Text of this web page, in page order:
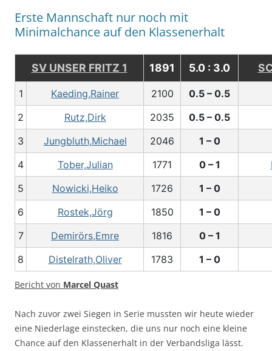
Erste Mannschaft nur noch mit
Minimalchance auf den Klassenerhalt
SV UNSER FRITZ 1 1891 5.0 : 3.0
1 Kaeding,Rainer 2100
0.5 – 0.5
2
Rutz,Dirk 2035
0.5 – 0.5
3
Jungbluth,Michael 2046
1 – 0
4
Tober,Julian 1771 0 – 1
5
Nowicki,Heiko 1726
1 – 0
6
Rostek,Jörg 1850
1 – 0
7
Demirörs,Emre 1816
0 – 1
8
Distelrath,Oliver 1783 1 – 0
Bericht von Marcel Quast
Nach zuvor zwei Siegen in Serie mussten wir heute wieder
eine Niederlage einstecken, die uns nur noch eine kleine
Chance auf den Klassenerhalt in der Verbandsliga lässt.